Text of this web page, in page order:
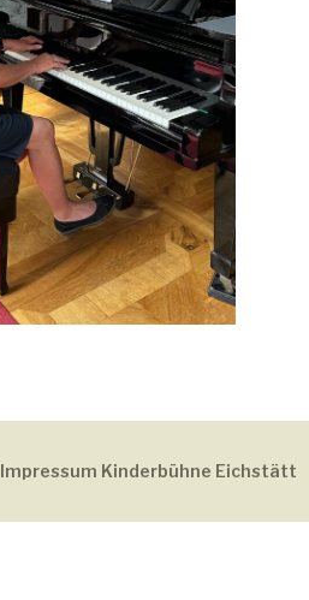
Impressum Kinderbühne Eichstätt